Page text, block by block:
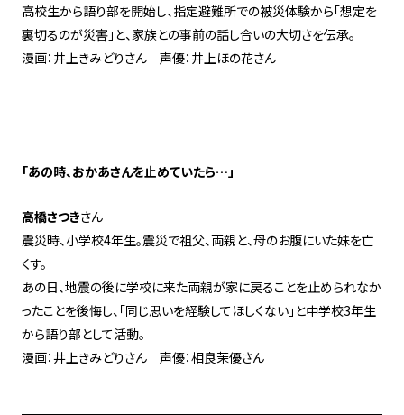
高校生から語り部を開始し、指定避難所での被災体験から「想定を
裏切るのが災害」と、家族との事前の話し合いの大切さを伝承。
漫画：井上きみどりさん 声優：井上ほの花さん
「あの時、おかあさんを止めていたら…」
高橋さつきさん
震災時、小学校4年生。震災で祖父、両親と、母のお腹にいた妹を亡
くす。
あの日、地震の後に学校に来た両親が家に戻ることを止められなか
ったことを後悔し、「同じ思いを経験してほしくない」と中学校3年生
から語り部として活動。
漫画：井上きみどりさん 声優：相良茉優さん